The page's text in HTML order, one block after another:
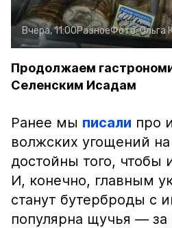
Вчера, 11:00РазноеФото:Ольга
Продолжаем
Селенским Исадам
Ранее мы писали про
волжских угощений
достойны того, чтобы
И, конечно, главным
станут бутерброды с
популярна щучья — за